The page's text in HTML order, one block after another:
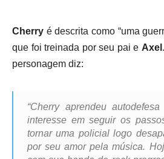
Cherry é descrita como “uma
que foi treinada por seu pai e Axel
personagem diz:
“Cherry aprendeu
interesse em seguir os
tornar uma policial logo
por seu amor pela música.